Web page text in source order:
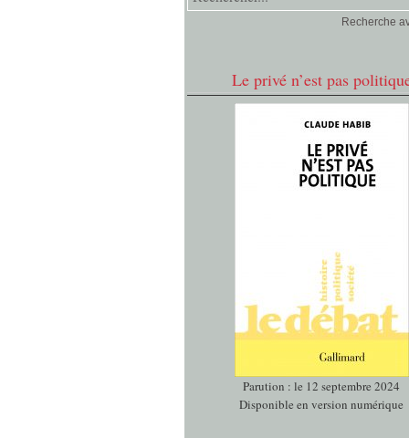
Recherche
Le privé n’est pas
Parution : le 12 septembre 2024
Disponible en version numérique